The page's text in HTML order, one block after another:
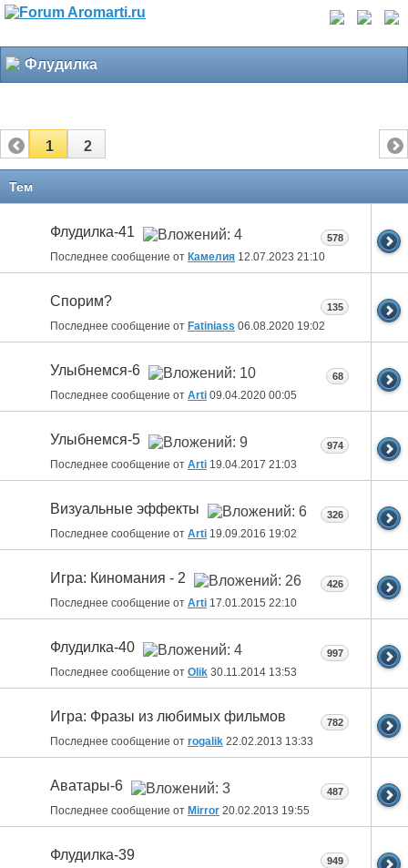
Флудилка
1 2
Тем
Флудилка-41
Последнее сообщение от Камелия 12.07.2023 21:10
578
Спорим?
Последнее сообщение от Fatiniass 06.08.2020 19:02
135
Улыбнемся-6
Последнее сообщение от Arti 09.04.2020 00:05
68
Улыбнемся-5
Последнее сообщение от Arti 19.04.2017 21:03
974
Визуальные эффекты
Последнее сообщение от Arti 19.09.2016 19:02
326
Игра: Киномания - 2
Последнее сообщение от Arti 17.01.2015 22:10
426
Флудилка-40
Последнее сообщение от Olik 30.11.2014 13:53
997
Игра: Фразы из любимых фильмов
Последнее сообщение от rogalik 22.02.2013 13:33
782
Аватары-6
Последнее сообщение от Mirror 20.02.2013 19:55
487
Флудилка-39 949